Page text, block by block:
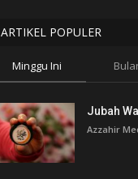
ARTIKEL POPULER
Minggu Ini
Jubah
Azzahir